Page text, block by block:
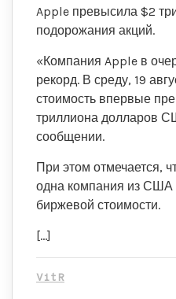
Apple превысила $2
подорожания акций.
«Компания Apple в
рекорд. В среду, 19
стоимость впервые
триллиона долларов
сообщении.
При этом отмечается,
одна компания из США
биржевой стоимости.
[…]
VitR